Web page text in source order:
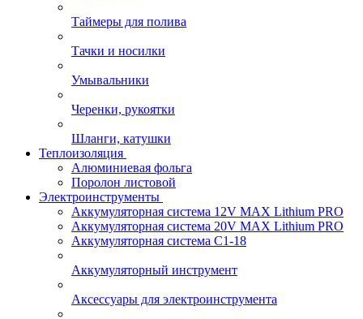
Таймеры для полива
Тачки и носилки
Умывальники
Черенки, рукоятки
Шланги, катушки
Теплоизоляция
Алюминиевая фольга
Поролон листовой
Электроинструменты
Аккумуляторная система 12V MAX Lithium PRO
Аккумуляторная система 20V MAX Lithium PRO
Аккумуляторная система С1-18
Аккумуляторный инструмент
Аксессуары для электроинструмента